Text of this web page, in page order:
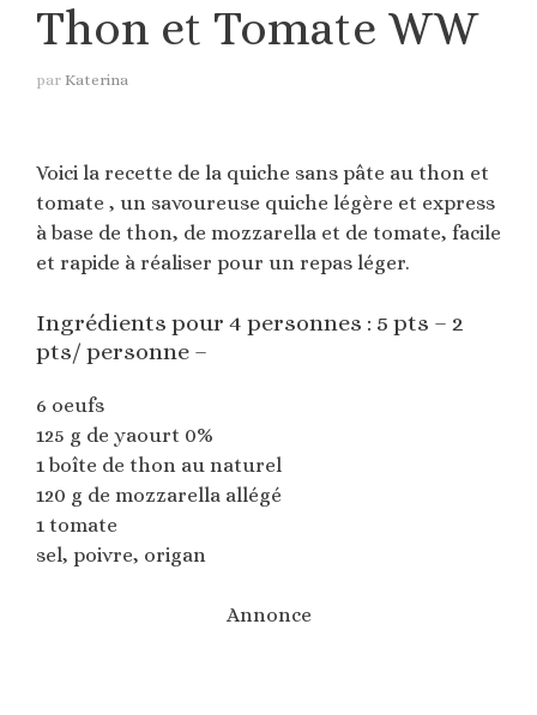
Thon et Tomate WW
par Katerina
Voici la recette de la quiche sans pâte au thon et
tomate , un savoureuse quiche légère et express
à base de thon, de mozzarella et de tomate, facile
et rapide à réaliser pour un repas léger.
Ingrédients pour 4 personnes : 5 pts – 2
pts/ personne –
6 oeufs
125 g de yaourt 0%
1 boîte de thon au naturel
120 g de mozzarella allégé
1 tomate
sel, poivre, origan
Annonce